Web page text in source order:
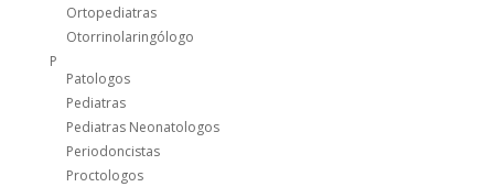
Ortopediatras
Otorrinolaringólogo
P
Patologos
Pediatras
Pediatras Neonatologos
Periodoncistas
Proctologos